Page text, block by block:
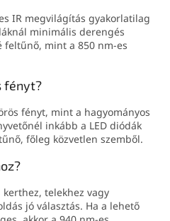
IR megvilágítás gyakorlatilag
minimális derengés
feltűnő, mint a 850 nm-es
fényt?
fényt, mint a hagyományos
inkább a LED diódák
főleg közvetlen szemből.
telekhez vagy
jó választás. Ha a lehető